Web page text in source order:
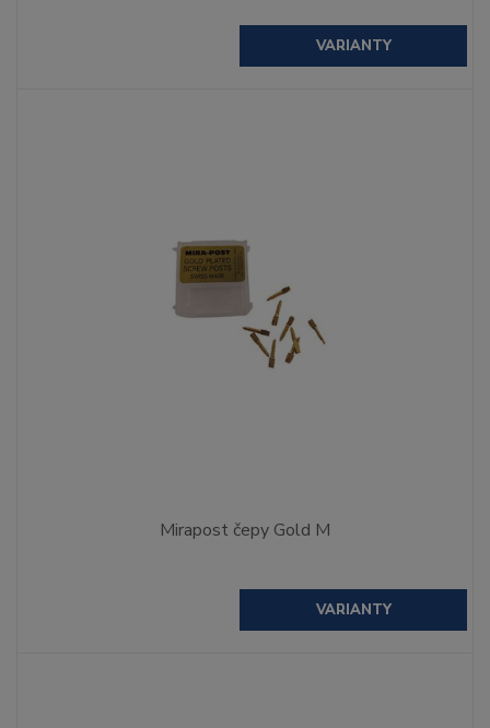
VARIANTY
Mirapost čepy Gold M
VARIANTY